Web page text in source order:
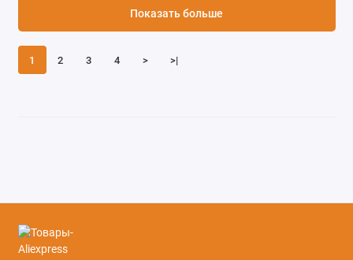
1 2 3 4 > >|
Показать больше